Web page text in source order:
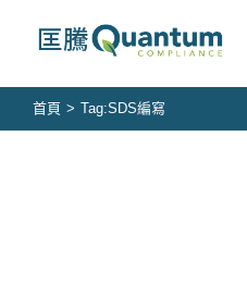
首頁 > Tag:SDS編寫